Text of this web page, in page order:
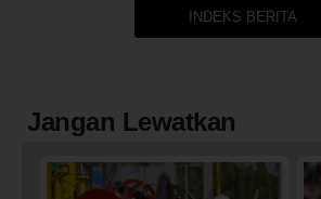
INDEKS BERITA
Jangan Lewatkan